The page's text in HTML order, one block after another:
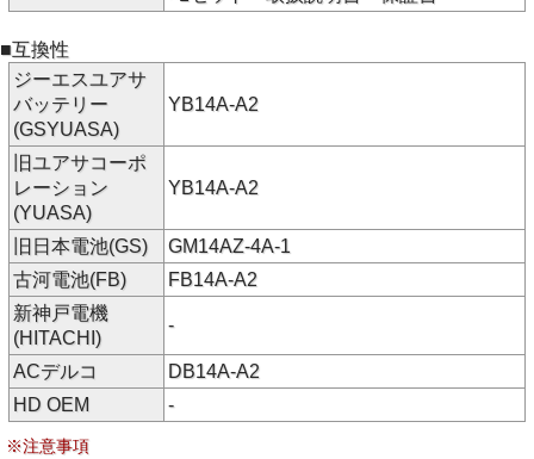
■互換性
ジーエスユアサ
バッテリー
(GSYUASA)
YB14A-A2
旧ユアサコーポ
レーション
(YUASA)
YB14A-A2
旧日本電池(GS)
GM14AZ-4A-1
古河電池(FB)
FB14A-A2
新神戸電機
(HITACHI)
-
ACデルコ
DB14A-A2
HD OEM
-
※注意事項